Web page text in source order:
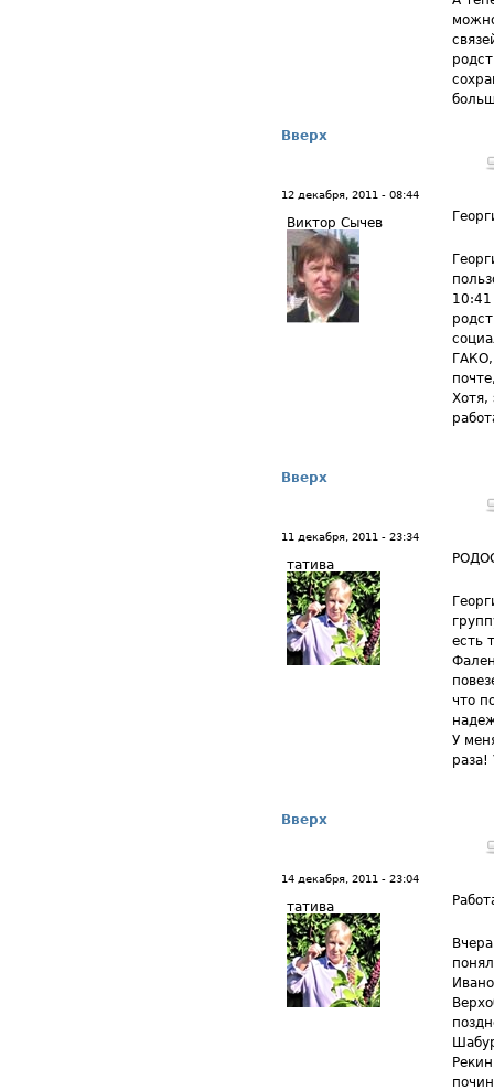
Вверх
12 декабря, 2011 - 08:44
Виктор Сычев
10:41
Хотя,
Вверх
11 декабря, 2011 - 23:34
татива
есть
что
У
раза!
Вверх
14 декабря, 2011 - 23:04
татива